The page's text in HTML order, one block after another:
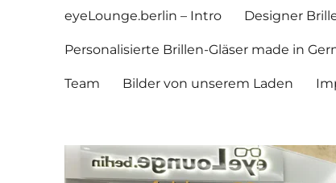
eyeLounge.berlin – Intro Designer
Personalisierte Brillen-Gläser made in
Team Bilder von unserem Laden